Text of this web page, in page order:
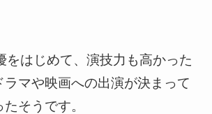
をはじめて、演技力も高かった
マや映画への出演が決まって
そうです。